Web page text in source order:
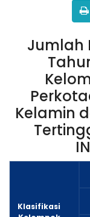
Jumlah
Kelamin
Klasifikasi